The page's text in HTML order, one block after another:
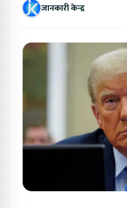
जानकारी केन्द्र